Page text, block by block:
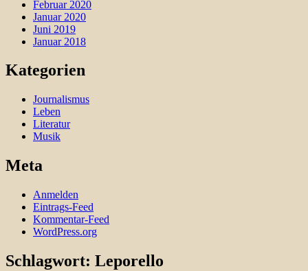
Februar 2020
Januar 2020
Juni 2019
Januar 2018
Kategorien
Journalismus
Leben
Literatur
Musik
Meta
Anmelden
Eintrags-Feed
Kommentar-Feed
WordPress.org
Schlagwort: Leporello